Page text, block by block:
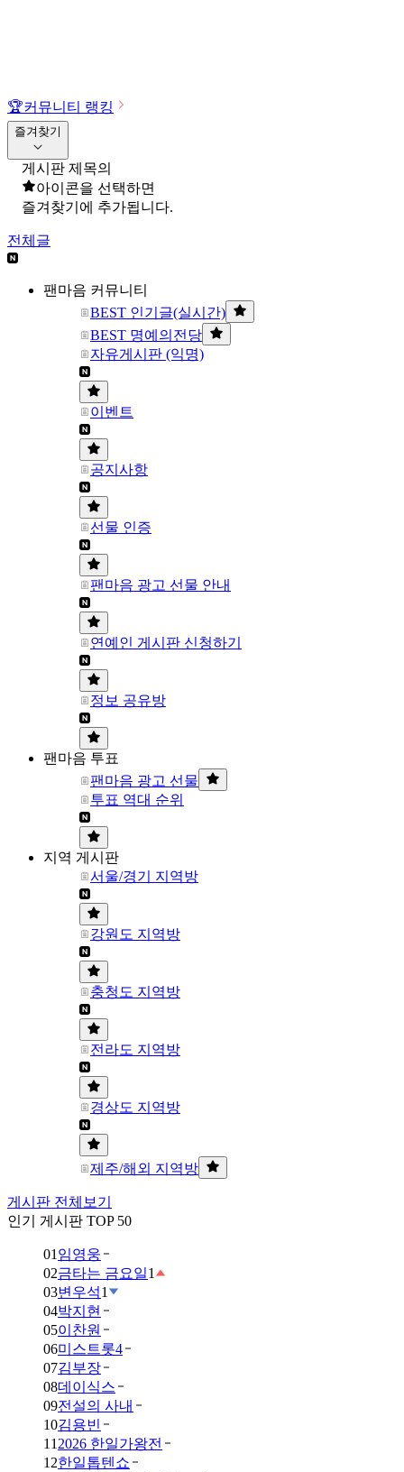
🏆커뮤니티 랭킹
즐겨찾기
게시판 제목의
아이콘을 선택하면
즐겨찾기에 추가됩니다.
전체글
팬마음 커뮤니티
BEST 인기글(실시간)
BEST 명예의전당
자유게시판 (익명)
이벤트
공지사항
선물 인증
팬마음 광고 선물 안내
연예인 게시판 신청하기
정보 공유방
팬마음 투표
팬마음 광고 선물
투표 역대 순위
지역 게시판
서울/경기 지역방
강원도 지역방
충청도 지역방
전라도 지역방
경상도 지역방
제주/해외 지역방
게시판 전체보기
인기 게시판 TOP 50
01 임영웅
02금타는 금요일1
03변우석1
04박지현
05이찬원
06미스트롯4
07김부장
08데이식스
09전설의 사내
10김용빈
11 2026 한일가왕전
12한일톱텐쇼